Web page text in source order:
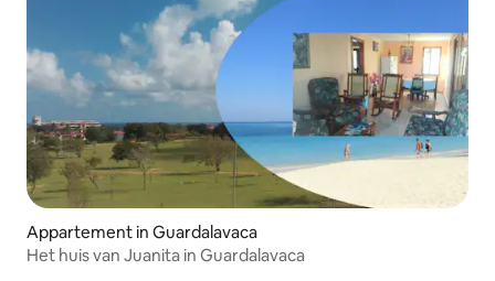
Appartement in Guardalavaca
Het huis van Juanita in Guardalavaca